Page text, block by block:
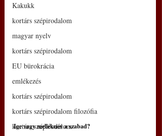
Kakukk
kortárs szépirodalom
magyar nyelv
kortárs szépirodalom
EU bürokrácia
emlékezés
kortárs szépirodalom
kortárs szépirodalom filozófia
kortárs szépirodalom
Ige vagy melléknév a szabad?